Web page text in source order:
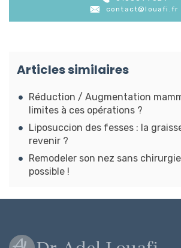
contact@louafi.fr
Articles similaires
Réduction / Augmentation
limites à ces opérations ?
Liposuccion des fesses : la
revenir ?
Remodeler son nez sans chirurgie
possible !